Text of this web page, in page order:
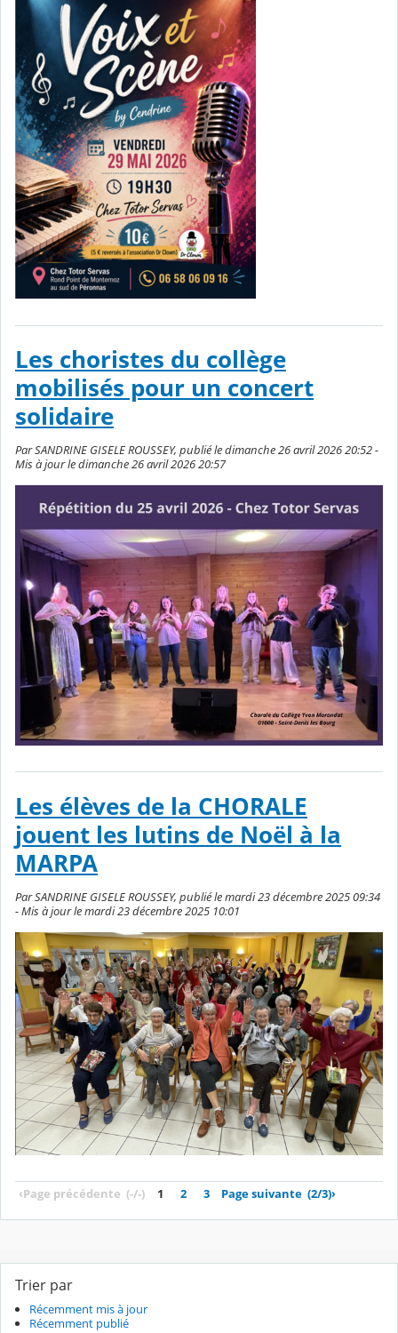
Les choristes du collège
mobilisés pour un concert
solidaire
Par SANDRINE GISELE ROUSSEY, publié le dimanche 26 avril 2026 20:52 -
Mis à jour le dimanche 26 avril 2026 20:57
Les élèves de la CHORALE
jouent les lutins de Noël à la
MARPA
Par SANDRINE GISELE ROUSSEY, publié le mardi 23 décembre 2025 09:34
- Mis à jour le mardi 23 décembre 2025 10:01
‹Page précédente (-/-) 1 2 3 Page suivante (2/3)›
Trier par
Récemment mis à jour
Récemment publié